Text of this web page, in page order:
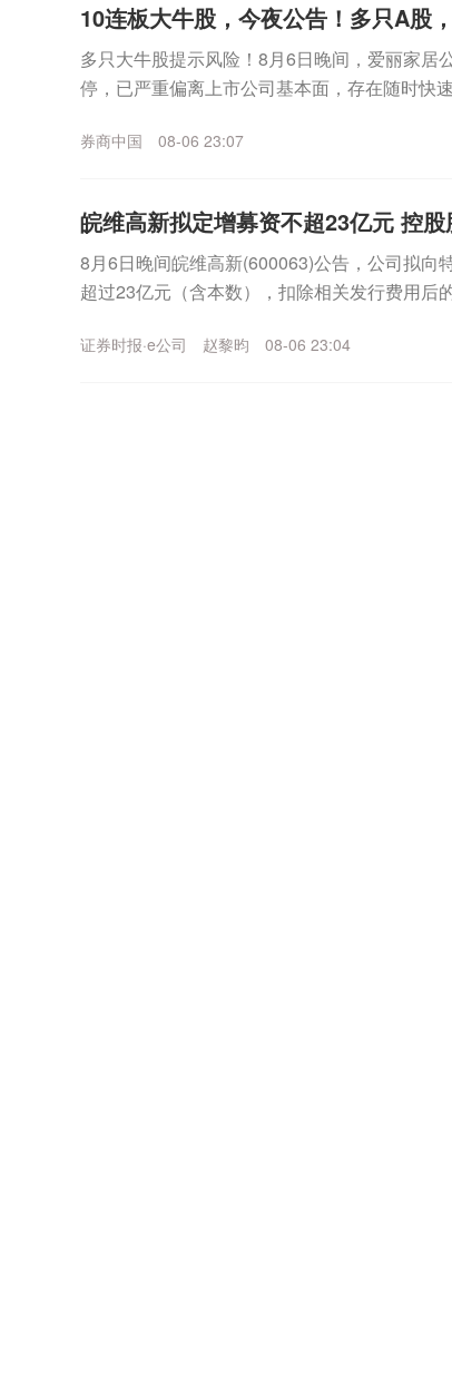
10连板大牛股，今夜公告！多只A股
多只大牛股提示风险！8月6日晚间，爱丽家居
停，已严重偏离上市公司基本面，存在随时快
券商中国 08-06 23:07
皖维高新拟定增募资不超23亿元 控
8月6日晚间皖维高新(600063)公告，公司拟向
超过23亿元（含本数），扣除相关发行费用后
证券时报·e公司 赵黎昀 08-06 23:04